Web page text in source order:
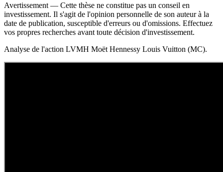
Avertissement — Cette thèse ne constitue pas un conseil en
investissement. Il s'agit de l'opinion personnelle de son auteur à la
date de publication, susceptible d'erreurs ou d'omissions. Effectuez
vos propres recherches avant toute décision d'investissement.
Analyse de l'action LVMH Moët Hennessy Louis Vuitton (MC).